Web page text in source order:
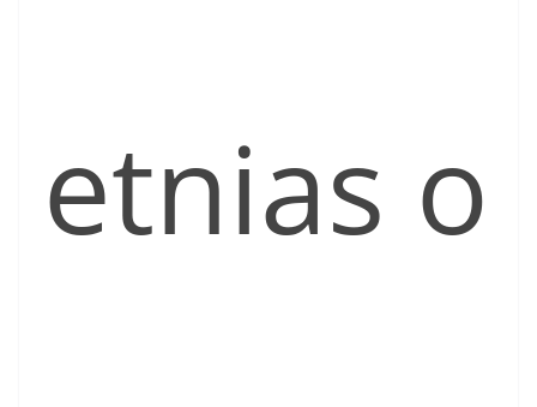
etnias o